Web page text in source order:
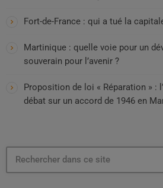
Fort-de-France : qui a tué la
Martinique : quelle voie pour un
souverain pour l’avenir ?
Proposition de loi « Réparation » :
débat sur un accord de 1946 en